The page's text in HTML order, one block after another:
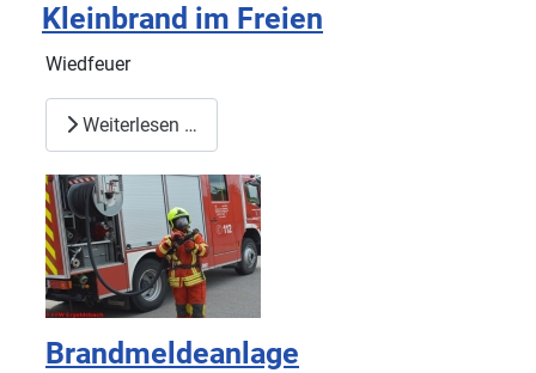
Kleinbrand im Freien
Wiedfeuer
Weiterlesen …
Brandmeldeanlage